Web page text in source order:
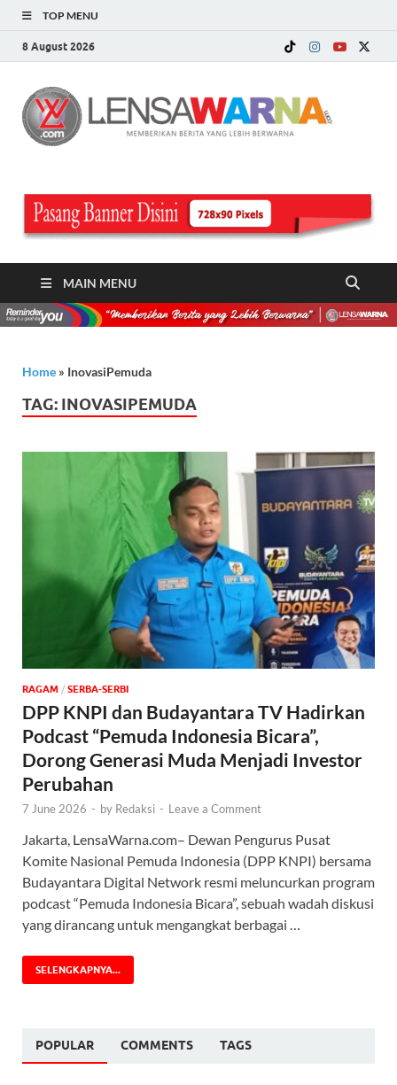
TOP MENU
8 August 2026
MAIN MENU
Home » InovasiPemuda
TAG: INOVASIPEMUDA
‎RAGAM / SERBA-SERBI
DPP KNPI dan Budayantara TV Hadirkan
Podcast “Pemuda Indonesia Bicara”,
Dorong Generasi Muda Menjadi Investor
Perubahan
7 June 2026 - by Redaksi - Leave a Comment
Jakarta, LensaWarna.com– Dewan Pengurus Pusat
Komite Nasional Pemuda Indonesia (DPP KNPI) bersama
Budayantara Digital Network resmi meluncurkan program
podcast “Pemuda Indonesia Bicara”, sebuah wadah diskusi
yang dirancang untuk mengangkat berbagai …
SELENGKAPNYA...
POPULAR COMMENTS TAGS